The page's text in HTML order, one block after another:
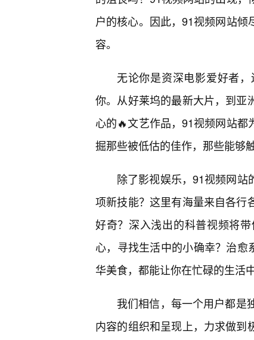
户的核心。因此，91视频网站
容。
无论你是资深电影爱好者
你。从好莱坞的最新大片，到亚
心的🔥文艺作品，91视频网站
掘那些被低估的佳作，那些能够
除了影视娱乐，91视频网
项新技能？这里有海量来自各行
好奇？深入浅出的科普视频将
心，寻找生活中的小确幸？治
华美食，都能让你在忙碌的生活
我们相信，每一个用户都是
内容的组织和呈现上，力求做到